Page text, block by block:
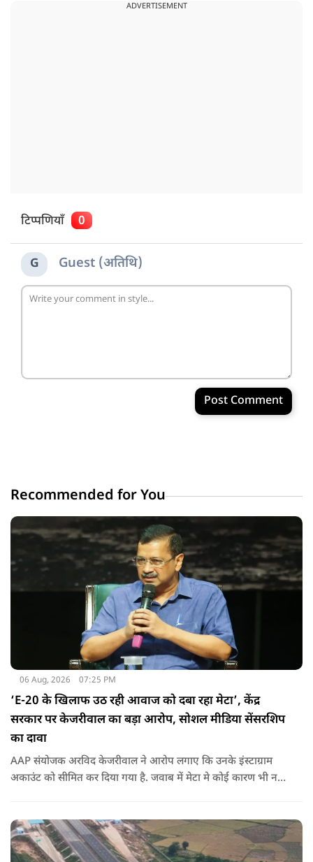
ADVERTISEMENT
टिप्पणियाँ 0
G Guest (अतिथि)
Post Comment
Recommended for You
06 Aug, 2026 07:25 PM
‘E-20 के खिलाफ उठ रही आवाज को दबा रहा मेटा’, केंद्र
सरकार पर केजरीवाल का बड़ा आरोप, सोशल मीडिया सेंसरशिप
का दावा
AAP संयोजक अरविद केजरीवाल ने आरोप लगाए कि उनके इंस्टाग्राम
अकाउंट को सीमित कर दिया गया है. जवाब में मेटा मे कोई कारण भी नहीं